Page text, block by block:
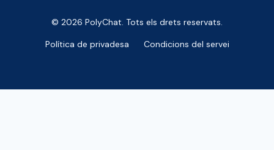
© 2026 PolyChat. Tots els drets reservats.
Política de privadesa
Condicions del servei